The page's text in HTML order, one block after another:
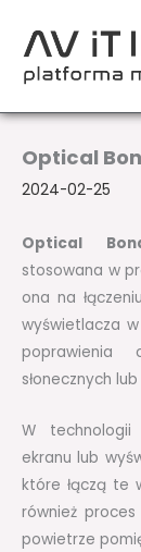
treści
Optical
2024-02-25
Optical
stosowana w
ona na
wyświetlacza
poprawienia
słonecznych
W technologii
ekranu lub
które łączą te
również
powietrze